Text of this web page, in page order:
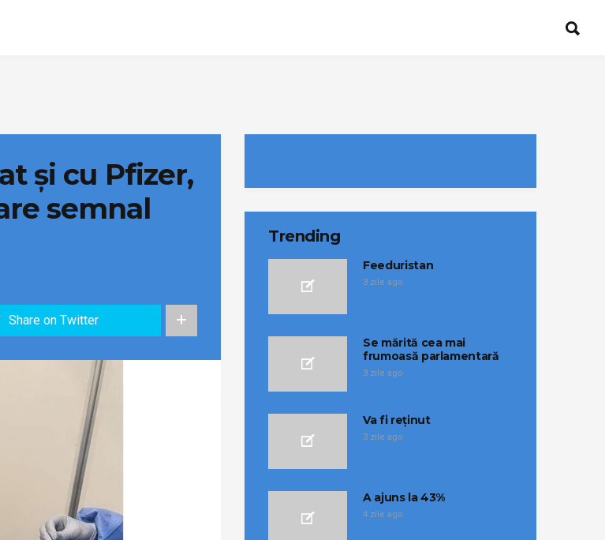
și cu Pfizer,
semnal
Share on Twitter
Trending
Feeduristan
3 zile ago
Se mărită cea mai
frumoasă parlamentară
3 zile ago
Va fi reținut
3 zile ago
A ajuns la 43%
4 zile ago